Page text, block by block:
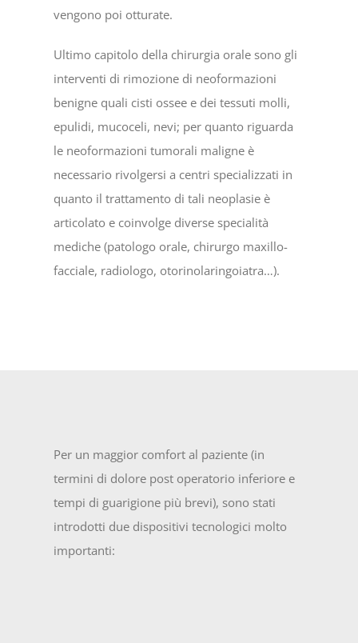
vengono poi otturate.
Ultimo capitolo della chirurgia orale sono gli
interventi di rimozione di neoformazioni
benigne quali cisti ossee e dei tessuti molli,
epulidi, mucoceli, nevi; per quanto riguarda
le neoformazioni tumorali maligne è
necessario rivolgersi a centri specializzati in
quanto il trattamento di tali neoplasie è
articolato e coinvolge diverse specialità
mediche (patologo orale, chirurgo maxillo-
facciale, radiologo, otorinolaringoiatra…).
Per un maggior comfort al paziente (in
termini di dolore post operatorio inferiore e
tempi di guarigione più brevi), sono stati
introdotti due dispositivi tecnologici molto
importanti: